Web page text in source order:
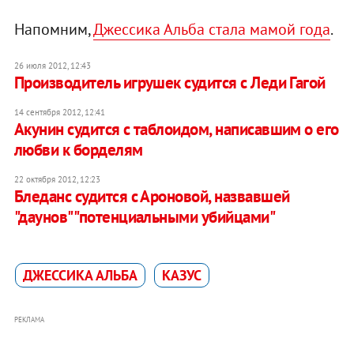
Напомним,Джессика Альба стала мамой года.
26 июля 2012, 12:43
Производитель игрушек судится с Леди Гагой
14 сентября 2012, 12:41
Акунин судится с таблоидом, написавшим о его
любви к борделям
22 октября 2012, 12:23
Бледанс судится с Ароновой, назвавшей
"даунов" "потенциальными убийцами"
ДЖЕССИКА АЛЬБА КАЗУС
РЕКЛАМА